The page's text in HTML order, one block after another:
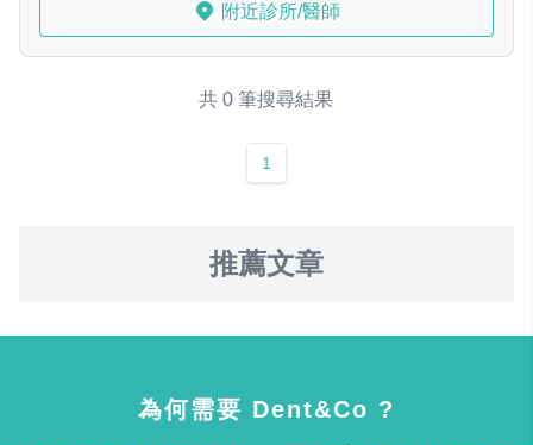
附近診所/醫師
共 0 筆搜尋結果
1
推薦文章
為何需要 Dent&Co ?